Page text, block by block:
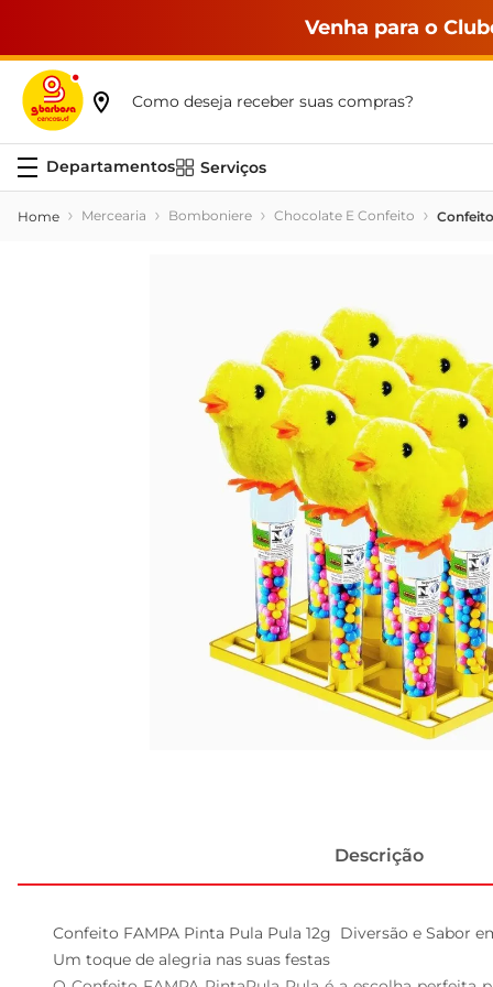
Venha para o
Como deseja receber suas compras?
Serviços
Mercearia Bomboniere Chocolate E Confeito
Descrição
Confeito FAMPA Pinta Pula Pula 12g  Diversão e Sabor
Um toque de alegria nas suas festas